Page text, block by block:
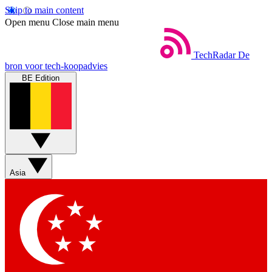
Skip to main content
Open menu Close main menu
TechRadar De
bron voor tech-koopadvies
BE Edition
Asia